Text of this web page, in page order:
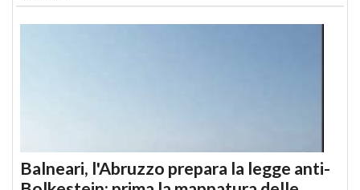
Balneari, l'Abruzzo prepara la legge anti-